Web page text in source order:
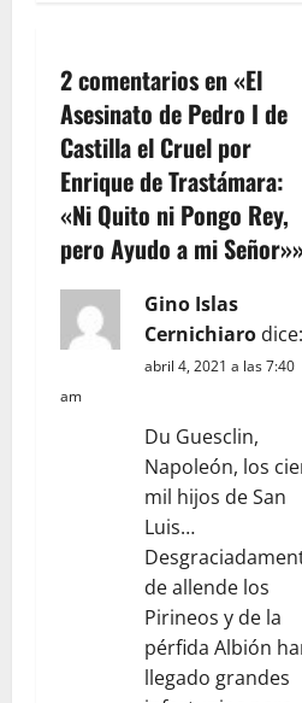
i
ó
n
d
e
e
2 comentarios en «El
Asesinato de Pedro I de
Castilla el Cruel por
Enrique de Trastámara:
«Ni Quito ni Pongo Rey,
pero Ayudo a mi Señor»
Gino Islas
Cernichiaro dice:
abril 4, 2021 a las 7:40
am
Du Guesclin,
Napoleón, los
mil hijos de San
Luis…
de allende los
Pirineos y de la
pérfida Albión
llegado grandes